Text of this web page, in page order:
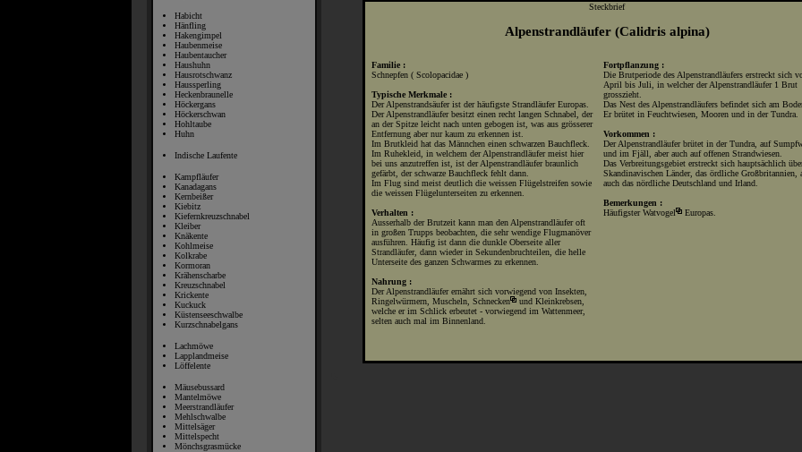
Habicht
Hänfling
Hakengimpel
Haubenmeise
Haubentaucher
Haushuhn
Hausrotschwanz
Haussperling
Heckenbraunelle
Höckergans
Höckerschwan
Hohltaube
Huhn
Indische Laufente
Kampfläufer
Kanadagans
Kernbeißer
Kiebitz
Kiefernkreuzschnabel
Kleiber
Knäkente
Kohlmeise
Kolkrabe
Kormoran
Krähenscharbe
Kreuzschnabel
Krickente
Kuckuck
Küstenseeschwalbe
Kurzschnabelgans
Lachmöwe
Lapplandmeise
Löffelente
Mäusebussard
Mantelmöwe
Meerstrandläufer
Mehlschwalbe
Mittelsäger
Mittelspecht
Mönchsgrasmücke
Steckbrief
Alpenstrandläufer (Calidris alpina)
Familie :
Schnepfen ( Scolopacidae )
Typische Merkmale :
Der Alpenstrandsäufer ist der häufigste Strandläufer Europas.
Der Alpenstrandläufer besitzt einen recht langen Schnabel, der
an der Spitze leicht nach unten gebogen ist, was aus grösserer
Entfernung aber nur kaum zu erkennen ist.
Im Brutkleid hat das Männchen einen schwarzen Bauchfleck.
Im Ruhekleid, in welchem der Alpenstrandläufer meist hier
bei uns anzutreffen ist, ist der Alpenstrandläufer braunlich
gefärbt, der schwarze Bauchfleck fehlt dann.
Im Flug sind meist deutlich die weissen Flügelstreifen sowie
die weissen Flügelunterseiten zu erkennen.
Verhalten :
Ausserhalb der Brutzeit kann man den Alpenstrandläufer oft
in großen Trupps beobachten, die sehr wendige Flugmanöver
ausführen. Häufig ist dann die dunkle Oberseite aller
Strandläufer, dann wieder in Sekundenbruchteilen, die helle
Unterseite des ganzen Schwarmes zu erkennen.
Nahrung :
Der Alpenstrandläufer ernährt sich vorwiegend von Insekten,
Ringelwürmern, Muscheln, Schnecken
und Kleinkrebsen,
welche er im Schlick erbeutet - vorwiegend im Wattenmeer,
selten auch mal im Binnenland.
Fortpflanzung :
Die Brutperiode des Alpenstrandläufers erstreckt sich
April bis Juli, in welcher der Alpenstrandläufer 1 Brut
grosszieht.
Das Nest des Alpenstrandläufers befindet sich am
Er brütet in Feuchtwiesen, Mooren und in der Tundra.
Vorkommen :
Der Alpenstrandläufer brütet in der Tundra, auf
und im Fjäll, aber auch auf offenen Strandwiesen.
Das Verbreitungsgebiet erstreckt sich hauptsächlich
Skandinavischen Länder, das ördliche Großbritannien,
auch das nördliche Deutschland und Irland.
Bemerkungen :
HäufigsterWatvogel Europas.